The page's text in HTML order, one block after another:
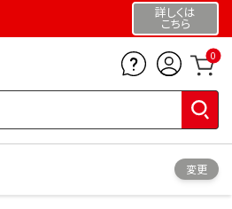
詳しくは
こちら
0
変更